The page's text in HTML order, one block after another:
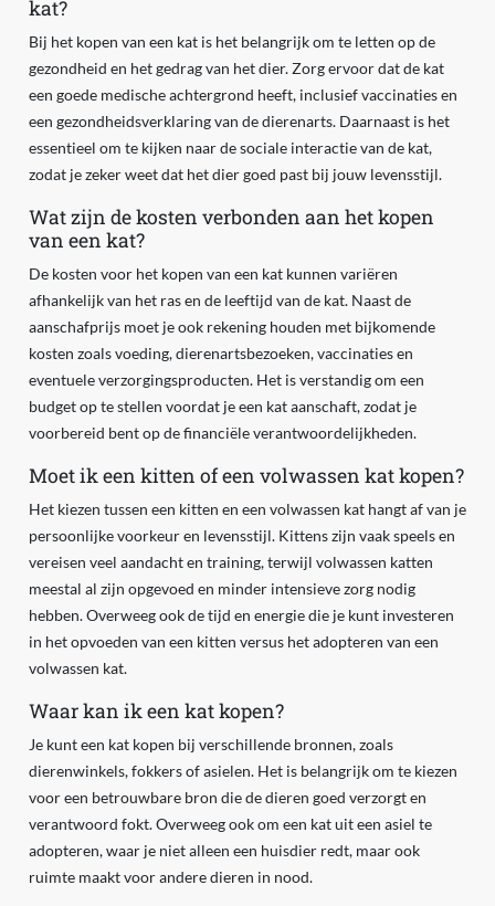
kat?
Bij het kopen van een kat is het belangrijk om te letten op de
gezondheid en het gedrag van het dier. Zorg ervoor dat de kat
een goede medische achtergrond heeft, inclusief vaccinaties en
een gezondheidsverklaring van de dierenarts. Daarnaast is het
essentieel om te kijken naar de sociale interactie van de kat,
zodat je zeker weet dat het dier goed past bij jouw levensstijl.
Wat zijn de kosten verbonden aan het kopen
van een kat?
De kosten voor het kopen van een kat kunnen variëren
afhankelijk van het ras en de leeftijd van de kat. Naast de
aanschafprijs moet je ook rekening houden met bijkomende
kosten zoals voeding, dierenartsbezoeken, vaccinaties en
eventuele verzorgingsproducten. Het is verstandig om een
budget op te stellen voordat je een kat aanschaft, zodat je
voorbereid bent op de financiële verantwoordelijkheden.
Moet ik een kitten of een volwassen kat kopen?
Het kiezen tussen een kitten en een volwassen kat hangt af van je
persoonlijke voorkeur en levensstijl. Kittens zijn vaak speels en
vereisen veel aandacht en training, terwijl volwassen katten
meestal al zijn opgevoed en minder intensieve zorg nodig
hebben. Overweeg ook de tijd en energie die je kunt investeren
in het opvoeden van een kitten versus het adopteren van een
volwassen kat.
Waar kan ik een kat kopen?
Je kunt een kat kopen bij verschillende bronnen, zoals
dierenwinkels, fokkers of asielen. Het is belangrijk om te kiezen
voor een betrouwbare bron die de dieren goed verzorgt en
verantwoord fokt. Overweeg ook om een kat uit een asiel te
adopteren, waar je niet alleen een huisdier redt, maar ook
ruimte maakt voor andere dieren in nood.